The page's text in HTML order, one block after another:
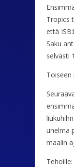
Tropics
että
Saku
selvästi
Toiseen
unelma
maalin
Tehoille: